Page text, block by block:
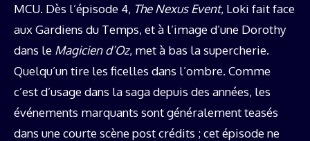
MCU. Dès l’épisode 4, The Nexus Event, Loki fait face
aux Gardiens du Temps, et à l’image d’une Dorothy
dans le Magicien d’Oz, met à bas la supercherie.
Quelqu’un tire les ficelles dans l’ombre. Comme
c’est d’usage dans la saga depuis des années, les
événements marquants sont généralement teasés
dans une courte scène post crédits ; cet épisode ne